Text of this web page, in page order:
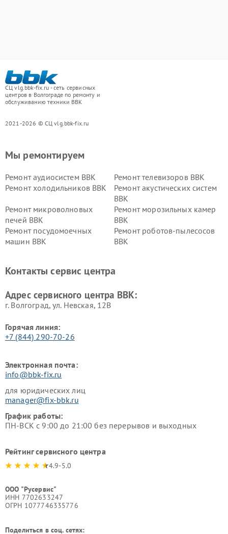
СЦ vlg.bbk-fix.ru - сеть сервисных
центров в Волгограде по ремонту и
обслуживанию техники BBK
2021-2026 © СЦ vlg.bbk-fix.ru
Мы ремонтируем
Ремонт аудиосистем BBK
Ремонт телевизоров BBK
Ремонт холодильников BBK
Ремонт акустических систем
BBK
Ремонт микроволновых
печей BBK
Ремонт морозильных камер
BBK
Ремонт посудомоечных
машин BBK
Ремонт роботов-пылесосов
BBK
Ремонт винных шкафов BBK
Контакты сервис центра
Адрес сервисного центра BBK:
г. Волгоград, ул. Невская, 12В
Горячая линия:
+7 (844) 290-70-26
Электронная почта:
info@bbk-fix.ru
для юридических лиц
manager@fix-bbk.ru
График работы:
ПН-ВСК с 9:00 до 21:00 без перерывов и выходных
Рейтинг сервисного центра
4.9-5.0
ООО "Русервис"
ИНН 7702633247
ОГРН 1077746335776
Поделиться в соц. сетях: